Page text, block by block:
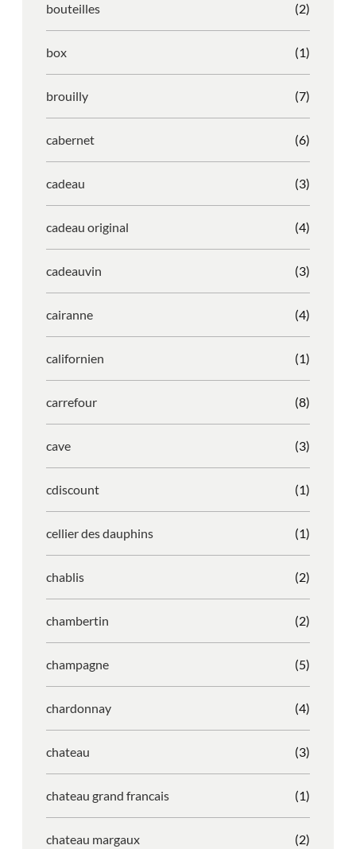
bouteilles (2)
box (1)
brouilly (7)
cabernet (6)
cadeau (3)
cadeau original (4)
cadeauvin (3)
cairanne (4)
californien (1)
carrefour (8)
cave (3)
cdiscount (1)
cellier des dauphins (1)
chablis (2)
chambertin (2)
champagne (5)
chardonnay (4)
chateau (3)
chateau grand francais (1)
chateau margaux (2)